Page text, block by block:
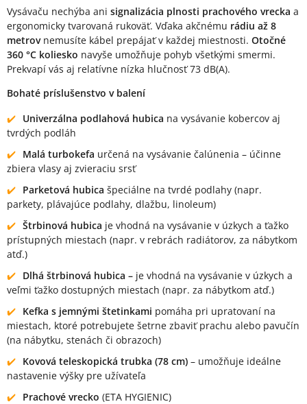
Vysávaču nechýba ani signalizácia plnosti prachového vrecka a
ergonomicky tvarovaná rukoväť. Vďaka akčnému rádiu až 8
metrovnemusíte kábel prepájať v každej miestnosti. Otočné
360 °C koliesko navyše umožňuje pohyb všetkými smermi.
Prekvapí vás aj relatívne nízka hlučnosť 73 dB(A).
Bohaté príslušenstvo v balení
Univerzálna podlahová hubica na vysávanie kobercov aj
tvrdých podláh
Malá turbokefa určená na vysávanie čalúnenia – účinne
zbiera vlasy aj zvieraciu srsť
Parketová hubica špeciálne na tvrdé podlahy (napr.
parkety, plávajúce podlahy, dlažbu, linoleum)
Štrbinová hubica je vhodná na vysávanie v úzkych a ťažko
prístupných miestach (napr. v rebrách radiátorov, za nábytkom
atď.)
Dlhá štrbinová hubica – je vhodná na vysávanie v úzkych a
veľmi ťažko dostupných miestach (napr. za nábytkom atď.)
Kefka s jemnými štetinkami pomáha pri upratovaní na
miestach, ktoré potrebujete šetrne zbaviť prachu alebo pavučín
(na nábytku, stenách či obrazoch)
Kovová teleskopická trubka (78 cm) – umožňuje ideálne
nastavenie výšky pre užívateľa
Prachové vrecko (ETA HYGIENIC)